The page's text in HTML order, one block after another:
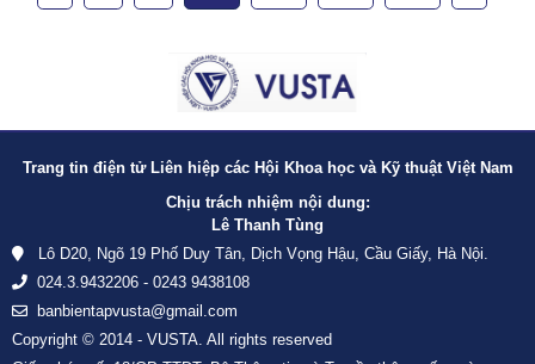
Trang tin điện tử Liên hiệp các Hội Khoa học và Kỹ thuật Việt Nam
Chịu trách nhiệm nội dung:
Lê Thanh Tùng
Lô D20, Ngõ 19 Phố Duy Tân, Dịch Vọng Hậu, Cầu Giấy, Hà Nội.
024.3.9432206 - 0243 9438108
banbientapvusta@gmail.com
Copyright © 2014 - VUSTA. All rights reserved